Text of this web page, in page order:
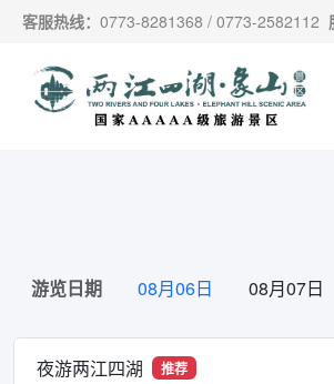
跳过导航，进入主要内容
客服热线： 0773-8281368 / 0773-2582112
游览日期 08月06日 08月07日
夜游两江四湖 推荐